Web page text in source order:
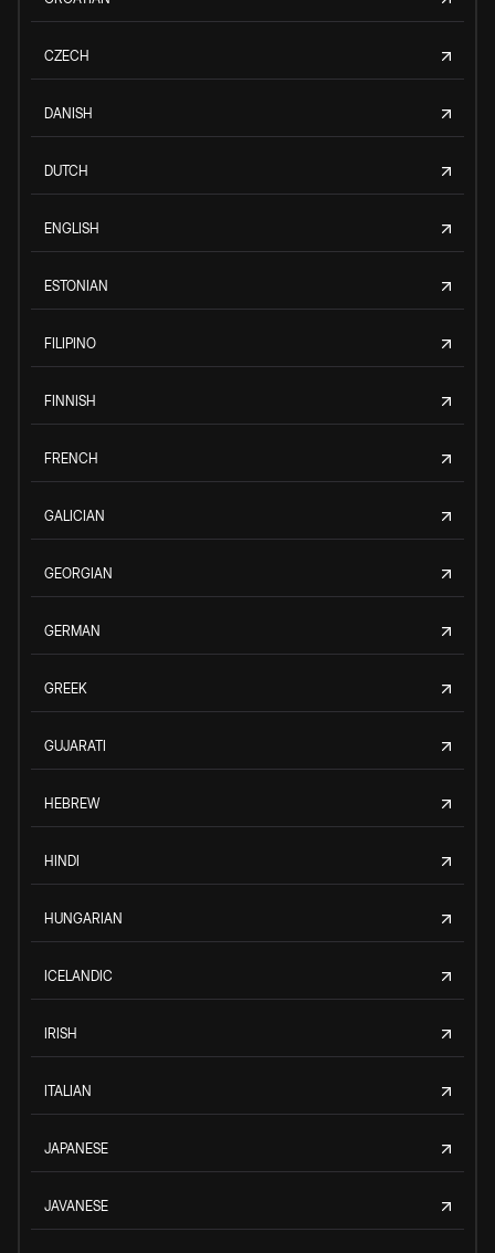
CZECH
DANISH
DUTCH
ENGLISH
ESTONIAN
FILIPINO
FINNISH
FRENCH
GALICIAN
GEORGIAN
GERMAN
GREEK
GUJARATI
HEBREW
HINDI
HUNGARIAN
ICELANDIC
IRISH
ITALIAN
JAPANESE
JAVANESE